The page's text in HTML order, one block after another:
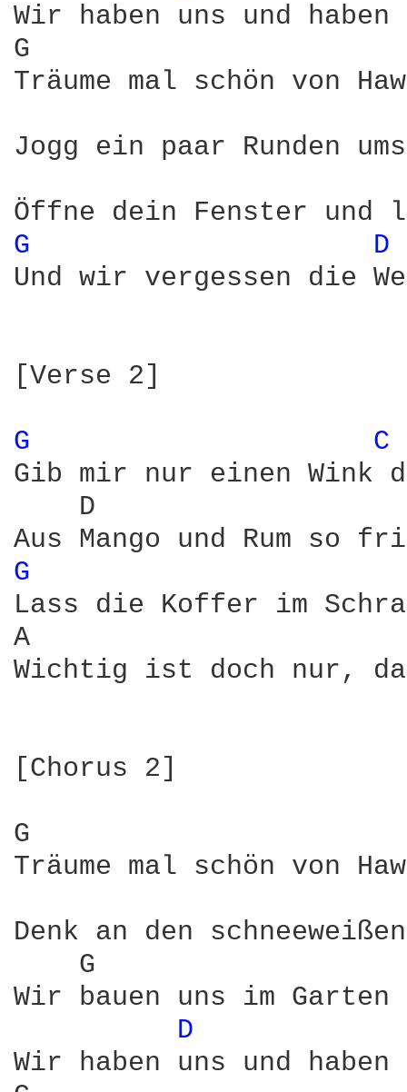
Wir haben uns und
G
Träume mal schön von
Jogg ein paar Runden
G
D
Und wir vergessen die
[Verse 2]
G
C
Gib mir nur einen Wink
D
G
Lass die Koffer im
A
Wichtig ist doch nur,
[Chorus 2]
G
Träume mal schön von
Denk an den
G
Wir bauen uns im
D
Wir haben uns und